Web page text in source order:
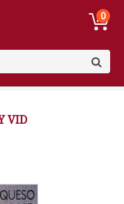
0
VID